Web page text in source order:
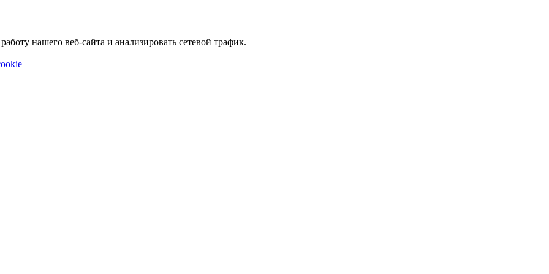
нашего веб-сайта и анализировать сетевой трафик.